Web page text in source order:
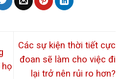
Các sự kiện thời tiết cực
đoan sẽ làm cho việc đi
lại trở nên rủi ro hơn?